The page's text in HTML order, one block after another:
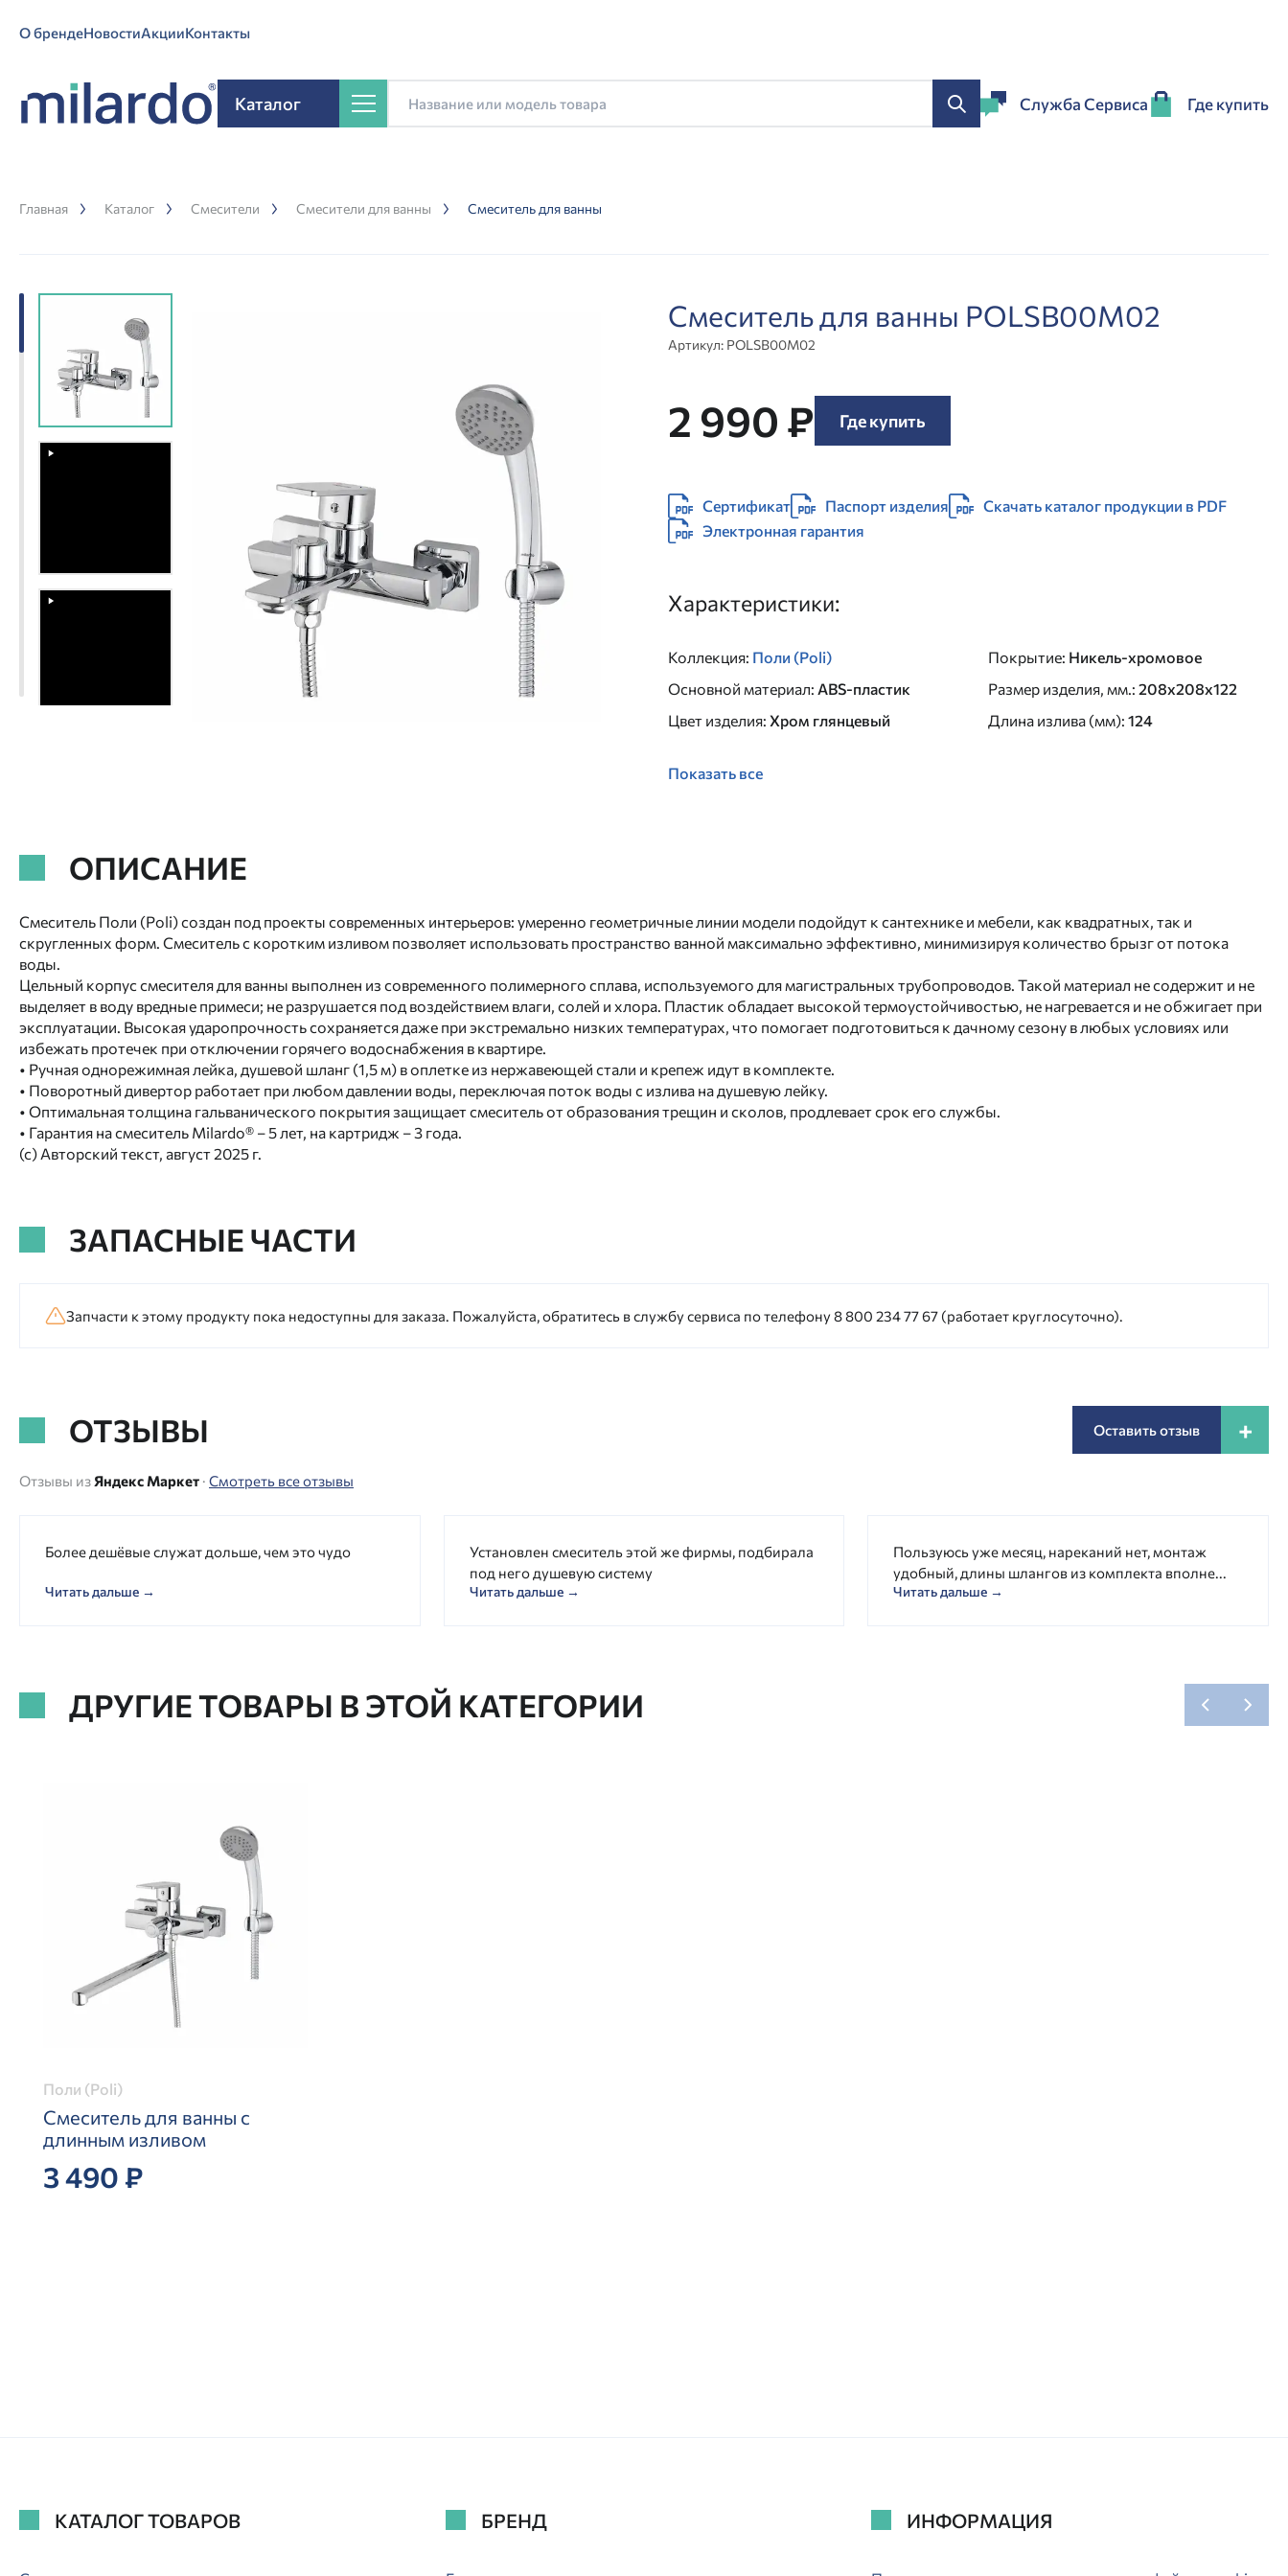
О брендеНовостиАкцииКонтакты
Каталог Служба Сервиса Где купить
Главная Каталог Смесители Смесители для ванны Смеситель для ванны
Смеситель для ванны POLSB00M02
Артикул: POLSB00M02
2 990 ₽ Где купить
Сертификат Паспорт изделия
Скачать каталог продукции в PDF
Электронная гарантия
Характеристики:
Коллекция: Поли (Poli)
Основной материал: ABS-пластик
Цвет изделия: Хром глянцевый
Покрытие: Никель-хромовое
Размер изделия, мм.: 208х208х122
Длина излива (мм): 124
Показать все
ОПИСАНИЕ
Смеситель Поли (Poli) создан под проекты современных интерьеров: умеренно геометричные линии модели подойдут к сантехнике и мебели, как квадратных, так и
скругленных форм. Смеситель с коротким изливом позволяет использовать пространство ванной максимально эффективно, минимизируя количество брызг от потока
воды.
Цельный корпус смесителя для ванны выполнен из современного полимерного сплава, используемого для магистральных трубопроводов. Такой материал не содержит и не
выделяет в воду вредные примеси; не разрушается под воздействием влаги, солей и хлора. Пластик обладает высокой термоустойчивостью, не нагревается и не обжигает при
эксплуатации. Высокая ударопрочность сохраняется даже при экстремально низких температурах, что помогает подготовиться к дачному сезону в любых условиях или
избежать протечек при отключении горячего водоснабжения в квартире.
• Ручная однорежимная лейка, душевой шланг (1,5 м) в оплетке из нержавеющей стали и крепеж идут в комплекте.
• Поворотный дивертор работает при любом давлении воды, переключая поток воды с излива на душевую лейку.
• Оптимальная толщина гальванического покрытия защищает смеситель от образования трещин и сколов, продлевает срок его службы.
• Гарантия на смеситель Milardo® – 5 лет, на картридж – 3 года.
(с) Авторский текст, август 2025 г.
ЗАПАСНЫЕ ЧАСТИ
Запчасти к этому продукту пока недоступны для заказа. Пожалуйста, обратитесь в службу сервиса по телефону 8 800 234 77 67 (работает круглосуточно).
ОТЗЫВЫ Оставить отзыв +
Отзывы из Яндекс Маркет · Смотреть все отзывы
Более дешёвые служат дольше, чем это чудо
Читать дальше →
Установлен смеситель этой же фирмы, подбирала
под него душевую систему
Читать дальше →
Пользуюсь уже месяц, нареканий нет, монтаж
удобный, длины шлангов из комплекта вполне...
Читать дальше →
ДРУГИЕ ТОВАРЫ В ЭТОЙ КАТЕГОРИИ
Поли (Poli)
Смеситель для ванны с
длинным изливом
3 490 ₽
КАТАЛОГ ТОВАРОВ БРЕНД ИНФОРМАЦИЯ